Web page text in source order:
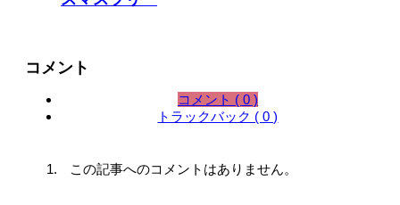
コメント
コメント ( 0 )
トラックバック ( 0 )
この記事へのコメントはありません。